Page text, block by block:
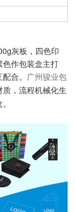
灰板，四色印
作包装盒主打
合。
广州骏业包
，流程机械化生